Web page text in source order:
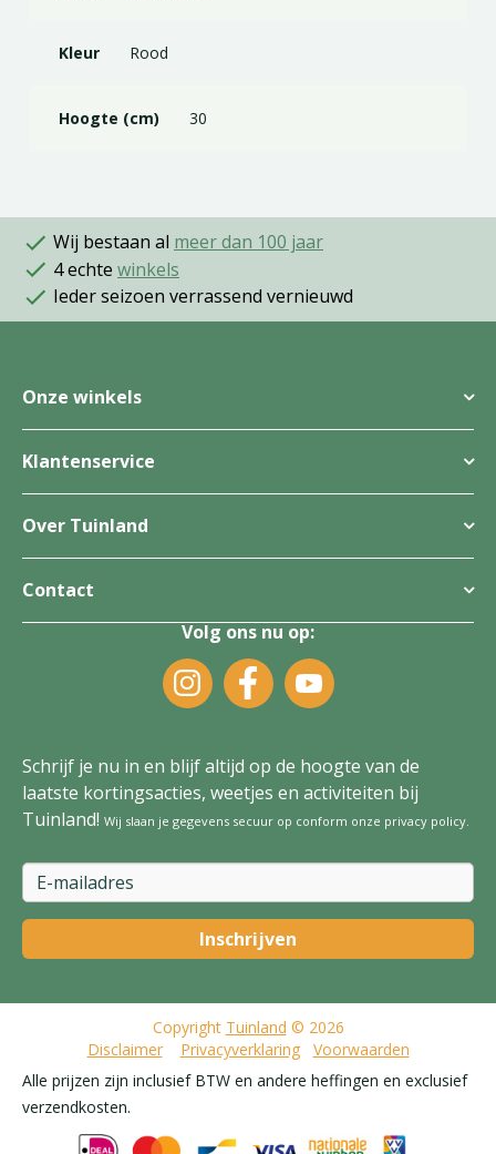
Kleur Rood
Hoogte (cm) 30
Wij bestaan al meer dan 100 jaar
4 echte winkels
Ieder seizoen verrassend vernieuwd
Onze winkels
Klantenservice
Over Tuinland
Contact
Volg ons nu op:
Schrijf je nu in en blijf altijd op de hoogte van de
laatste kortingsacties, weetjes en activiteiten bij
Tuinland! Wij slaan je gegevens secuur op conform onze privacy policy
Copyright Tuinland © 2026
Disclaimer
Privacyverklaring
Voorwaarden
Alle prijzen zijn inclusief BTW en andere heffingen en exclusief
verzendkosten.